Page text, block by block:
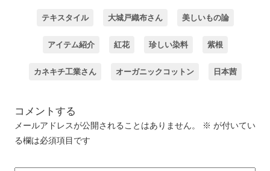
テキスタイル 大城戸織布さん 美しいもの論
アイテム紹介 紅花 珍しい染料 紫根
カネキチ工業さん オーガニックコットン 日本茜
コメントする
メールアドレスが公開されることはありません。 ※ が付いてい
る欄は必須項目です